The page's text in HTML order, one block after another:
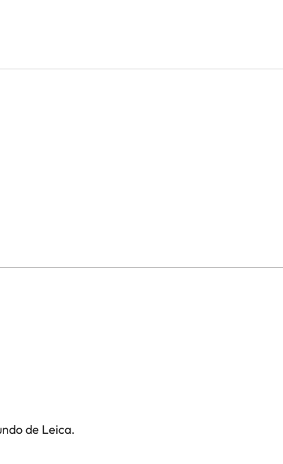
de Leica.